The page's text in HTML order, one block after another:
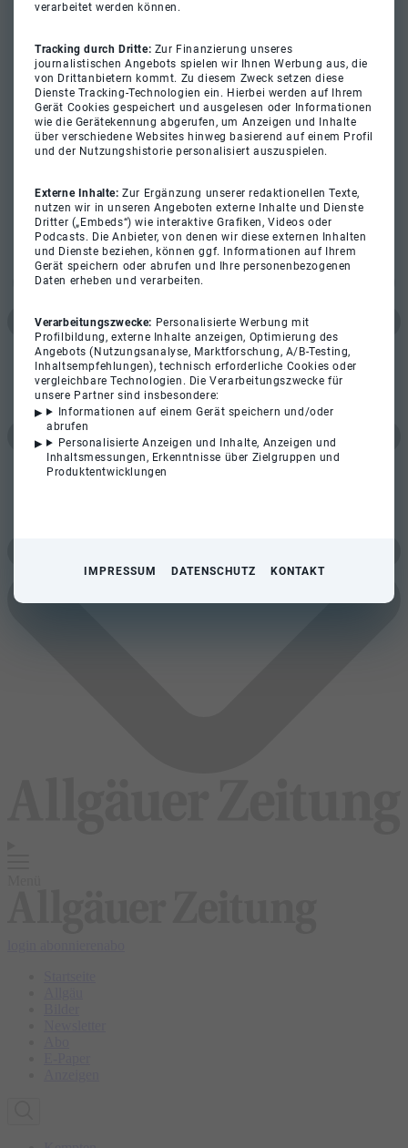
verarbeitet werden können.
Tracking durch Dritte: Zur Finanzierung unseres
journalistischen Angebots spielen wir Ihnen Werbung aus, die
von Drittanbietern kommt. Zu diesem Zweck setzen diese
Dienste Tracking-Technologien ein. Hierbei werden auf Ihrem
Gerät Cookies gespeichert und ausgelesen oder Informationen
wie die Gerätekennung abgerufen, um Anzeigen und Inhalte
über verschiedene Websites hinweg basierend auf einem Profil
und der Nutzungshistorie personalisiert auszuspielen.
Externe Inhalte:Zur Ergänzung unserer redaktionellen Texte,
nutzen wir in unseren Angeboten externe Inhalte und Dienste
Dritter („Embeds“) wie interaktive Grafiken, Videos oder
Podcasts. Die Anbieter, von denen wir diese externen Inhalten
und Dienste beziehen, können ggf. Informationen auf Ihrem
Gerät speichern oder abrufen und Ihre personenbezogenen
Daten erheben und verarbeiten.
Verarbeitungszwecke: Personalisierte Werbung mit
Profilbildung, externe Inhalte anzeigen, Optimierung des
Angebots (Nutzungsanalyse, Marktforschung, A/B-Testing,
Inhaltsempfehlungen), technisch erforderliche Cookies oder
vergleichbare Technologien. Die Verarbeitungszwecke für
unsere Partner sind insbesondere:
Informationen auf einem Gerät speichern und/oder
abrufen
Personalisierte Anzeigen und Inhalte, Anzeigen und
Inhaltsmessungen, Erkenntnisse über Zielgruppen und
Produktentwicklungen
IMPRESSUM DATENSCHUTZ KONTAKT